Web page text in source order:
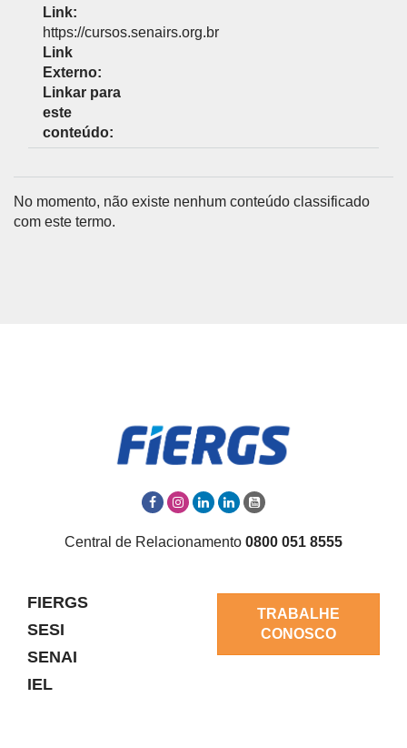
Link:
https://cursos.senairs.org.br
Link
Externo:
Linkar para
este
conteúdo:
No momento, não existe nenhum conteúdo classificado
com este termo.
Central de Relacionamento 0800 051 8555
FIERGS
SESI
SENAI
IEL
TRABALHE
CONOSCO